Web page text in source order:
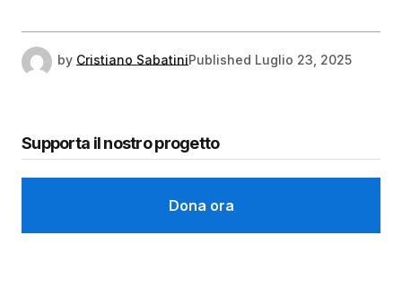
by Cristiano SabatiniPublished Luglio 23, 2025
Supporta il nostro progetto
Dona ora